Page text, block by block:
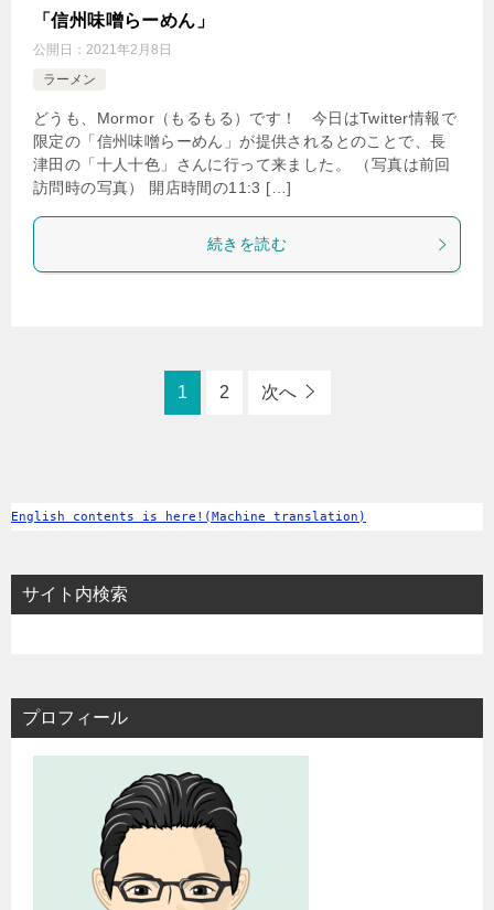
「信州味噌らーめん」
公開日： 2021年2月8日
ラーメン
どうも、Mormor（もるもる）です！ 今日はTwitter情報で
限定の「信州味噌らーめん」が提供されるとのことで、長
津田の「十人十色」さんに行って来ました。 （写真は前回
訪問時の写真） 開店時間の11:3 […]
続きを読む
1 2 次へ
English contents is here!(Machine translation)
サイト内検索
プロフィール